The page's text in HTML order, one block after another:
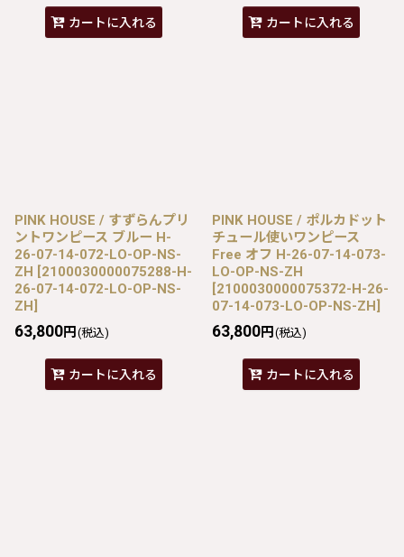
カートに入れる カートに入れる
PINK HOUSE / すずらんプリ
ントワンピース ブルー H-
26-07-14-072-LO-OP-NS-
ZH [2100030000075288-H-
26-07-14-072-LO-OP-NS-
ZH]
63,800円 (税込)
カートに入れる
PINK HOUSE / ポルカドット
チュール使いワンピース
Free オフ H-26-07-14-073-
LO-OP-NS-ZH
[2100030000075372-H-26-
07-14-073-LO-OP-NS-ZH]
63,800円 (税込)
カートに入れる